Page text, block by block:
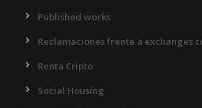
Published works
Reclamaciones frente a exchanges
Renta Cripto
Social Housing